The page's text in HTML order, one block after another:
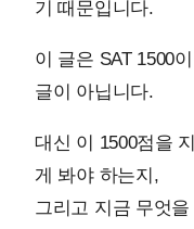
기 때문입니다.
이 글은 SAT 1500
글이 아닙니다.
대신 이 1500점을
게 봐야 하는지,
그리고 지금 무엇